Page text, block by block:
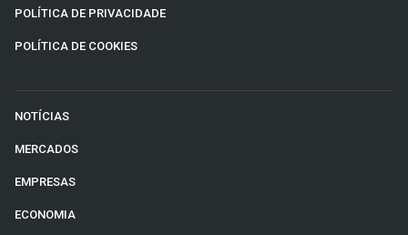
POLÍTICA DE PRIVACIDADE
POLÍTICA DE COOKIES
NOTÍCIAS
MERCADOS
EMPRESAS
ECONOMIA